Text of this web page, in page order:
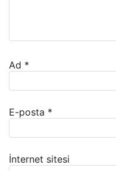
Ad *
E-posta *
İnternet sitesi